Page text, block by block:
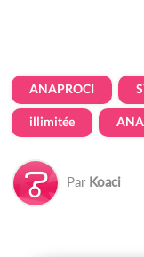
ANAPROCI
illimitée
Par Koaci